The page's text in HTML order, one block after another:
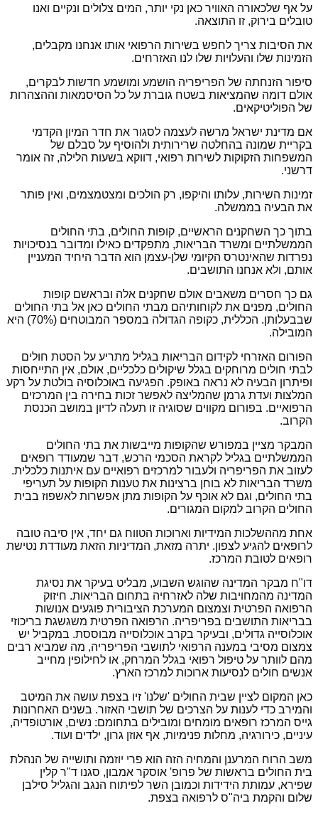
על אף שלכאורה האוויר כאן נקי יותר, המים צלולים ונקיים ואנו
טובלים בירוק, זו התוצאה.
את הסיבות צריך לחפש בשירות הרפואי אותו אנחנו מקבלים,
הזמינות שלו והעלויות שלו לנו האזרחים.
סיפור הזנחתה של הפריפריה הושמע ומושמע חדשות לבקרים,
אולם דומה שהמציאות בשטח גוברת על כל הסיסמאות וההצהרות
של הפוליטיקאים.
אם מדינת ישראל מרשה לעצמה לסגור את חדר המיון הקדמי
בקריית שמונה בהחלטה שרירותית ולהוסיף על סבלם של
המשפחות הזקוקות לשירות רפואי, דווקא בשעות הלילה, זה אומר
דרשני.
זמינות השירות, עלותו והיקפו, רק הולכים ומצטמצמים, ואין פותר
את הבעיה בממשלה.
בתוך כך השחקנים הראשיים, קופות החולים, בתי החולים
הממשלתיים ומשרד הבריאות, מתפקדים כאילו ומדובר בנסיכויות
נפרדות שהאינטרס הקיומי שלן-עצמן הוא הדבר היחיד המעניין
אותם, ולא אנחנו התושבים.
גם כך חסרים משאבים אולם שחקנים אלה ובראשם קופות
החולים, מפנים את לקוחותיהם מבתי החולים כאן אל בתי החולים
שבבעלותן. הכללית, כקופה הגדולה במספר המבוטחים (70%) היא
המובילה.
הפורום האזרחי לקידום הבריאות בגליל מתריע על הסטת חולים
לבתי חולים מרוחקים בגלל שיקולים כלכליים, אולם, אין התייחסות
ופיתרון הבעיה לא נראה באופק. הפגיעה באוכלוסיה בולטת על רקע
המלצות ועדת גרמן שהמליצה לאפשר זכות בחירה בין המרכזים
הרפואיים. בפורום מקווים שסוגיה זו תעלה לדיון במושב הכנסת
הקרוב.
המבקר מציין במפורש שהקופות מייבשות את בתי החולים
הממשלתיים בגליל לקראת הסכמי הרכש, דבר שמעודד רופאים
לעזוב את הפריפריה ולעבור למרכזים רפואיים עם איתנות כלכלית.
משרד הבריאות לא בוחן ברצינות את טענות הקופות על תעריפי
בתי החולים, וגם לא אוכף על הקופות מתן אפשרות לאשפוז בבית
החולים הקרוב למקום המגורים.
אחת מההשלכות המידיות וארוכות הטווח גם יחד, אין סיבה טובה
לרופאים להגיע לצפון. יתרה מזאת, המדיניות הזאת מעודדת נטישת
רופאים לטובת המרכז.
דו"ח מבקר המדינה שהוגש השבוע, מבליט בעיקר את נסיגת
המדינה מהמחויבות שלה לאזרחיה בתחום הבריאות. חיזוק
הרפואה הפרטית וצמצום המערכת הציבורית פוגעים אנושות
בבריאות התושבים בפריפריה. הרפואה הפרטית משגשגת בריכוזי
אוכלוסייה גדולים, ובעיקר בקרב אוכלוסייה מבוססת. במקביל יש
צמצום מסיבי במענה הרפואי לתושבי הפריפריה, מה שמביא רבים
מהם לוותר על טיפול רפואי בגלל המרחק, או לחילופין מחייב
אנשים חולים לנסיעות ארוכות למרכז הארץ.
כאן המקום לציין שבית החולים 'שלנו' זיו בצפת עושה את המיטב
והמירב כדי לענות על הצרכים של תושבי האזור. בשנים האחרונות
גייס המרכז רופאים מומחים ומובילים בתחומם: נשים, אורטופדיה,
עיניים, כירורגיה, מחלות פנימיות, אף אוזן גרון, ילדים ועוד.
משב הרוח המרענן והמחיה הזה הוא פרי יוזמה ותושייה של הנהלת
בית החולים בראשות של פרופ' אוסקר אמבון, סגנו ד"ר קלין
שפירא, עמותת הידידות וכמובן השר לפיתוח הנגב והגליל סילבן
שלום והקמת ביה"ס לרפואה בצפת.